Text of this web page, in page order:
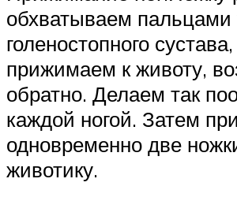
обхватываем пальцами
голеностопного сустава,
прижимаем к животу,
обратно. Делаем так
каждой ногой. Затем
одновременно две
животику.